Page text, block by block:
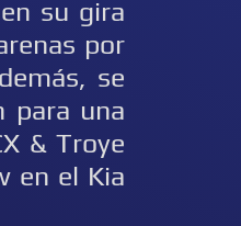
su gira
por
se
para una
& Troye
en el Kia